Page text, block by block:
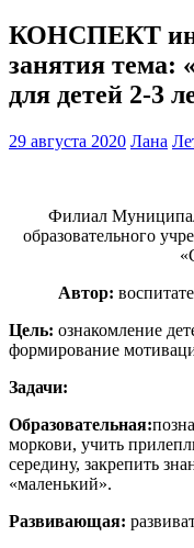
КОНСПЕКТ
занятия тема:
для детей 2-3
29 августа 2020 Лана
Филиал
образовательного
Автор:
Цель: ознакомление
формирование
Задачи:
Образовательная:
моркови, учить
середину, закрепить
«маленький».
Развивающая: